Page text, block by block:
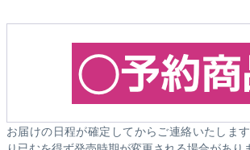
お届けの日程が確定してからご連絡いたしま